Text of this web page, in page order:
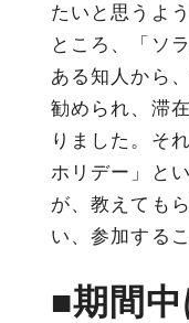
たいと思うよ
ところ、「ソ
ある知人から
勧められ、滞
りました。そ
ホリデー」と
が、教えても
い、参加する
■期間